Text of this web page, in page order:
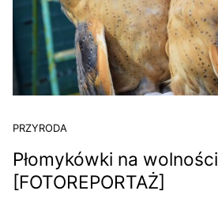
PRZYRODA
Płomykówki na wolności
[FOTOREPORTAŻ]